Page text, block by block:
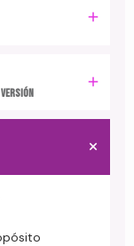
versión